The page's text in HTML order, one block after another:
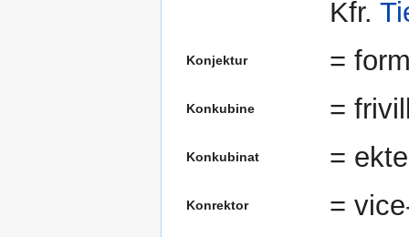
Kfr.
Konjektur =
Konkubine =
Konkubinat =
Konrektor =